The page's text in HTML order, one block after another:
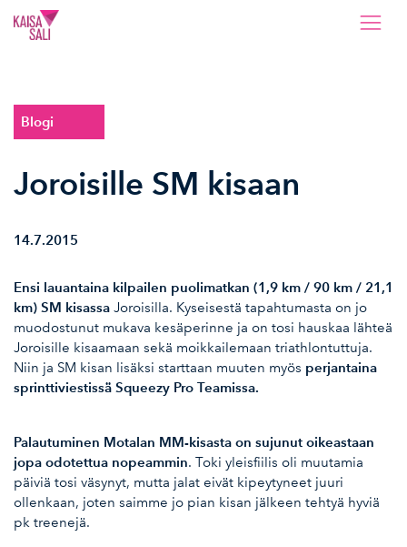
Kaisa Sali
Blogi
Joroisille SM kisaan
14.7.2015
Ensi lauantaina kilpailen puolimatkan (1,9 km / 90 km / 21,1
km) SM kisassa Joroisilla. Kyseisestä tapahtumasta on jo
muodostunut mukava kesäperinne ja on tosi hauskaa lähteä
Joroisille kisaamaan sekä moikkailemaan triathlontuttuja.
Niin ja SM kisan lisäksi starttaan muuten myös perjantaina
sprinttiviestissä Squeezy Pro Teamissa.
Palautuminen Motalan MM-kisasta on sujunut oikeastaan
jopa odotettua nopeammin. Toki yleisfiilis oli muutamia
päiviä tosi väsynyt, mutta jalat eivät kipeytyneet juuri
ollenkaan, joten saimme jo pian kisan jälkeen tehtyä hyviä
pk treenejä.